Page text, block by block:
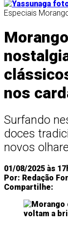
Especiais
nos
Surfando
doces
novos
01/08/2025 às
Por: Redação
Compartilhe: